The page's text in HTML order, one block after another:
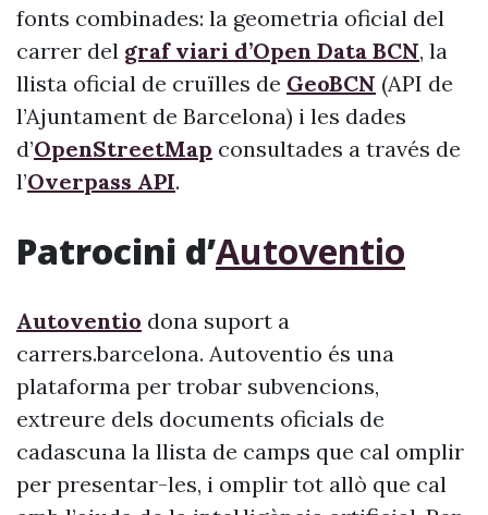
fonts combinades: la geometria oficial del
carrer del graf viari d’Open Data BCN, la
llista oficial de cruïlles de GeoBCN (API de
l’Ajuntament de Barcelona) i les dades
d’OpenStreetMap consultades a través de
l’Overpass API.
Patrocini d’Autoventio
Autoventio dona suport a
carrers.barcelona. Autoventio és una
plataforma per trobar subvencions,
extreure dels documents oficials de
cadascuna la llista de camps que cal omplir
per presentar-les, i omplir tot allò que cal